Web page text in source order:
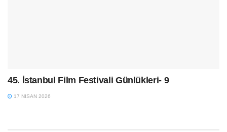
45. İstanbul Film Festivali Günlükleri- 9
17 NISAN 2026